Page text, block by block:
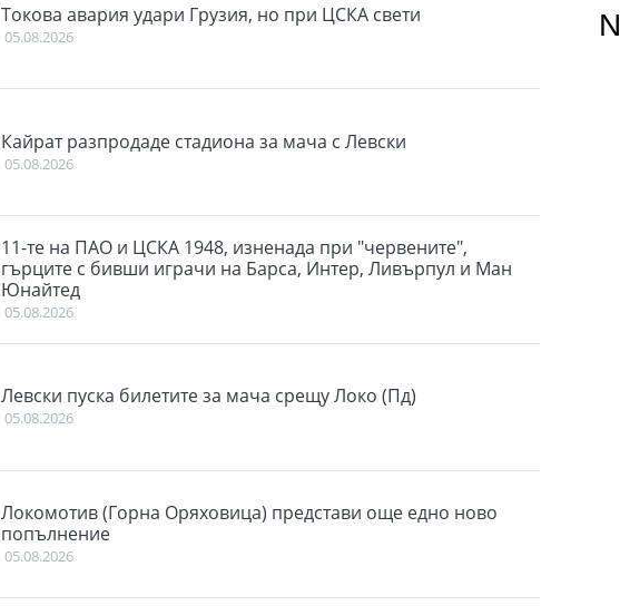
Токова авария удари Грузия, но при ЦСКА свети
05.08.2026
Кайрат разпродаде стадиона за мача с Левски
05.08.2026
11-те на ПАО и ЦСКА 1948, изненада при "червените",
гърците с бивши играчи на Барса, Интер, Ливърпул и Ман
Юнайтед
05.08.2026
Левски пуска билетите за мача срещу Локо (Пд)
05.08.2026
Локомотив (Горна Оряховица) представи още едно ново
попълнение
05.08.2026